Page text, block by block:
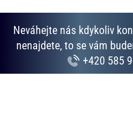
u
Neváhejte nás kdykoliv
nenajdete, to se vám
+420 585